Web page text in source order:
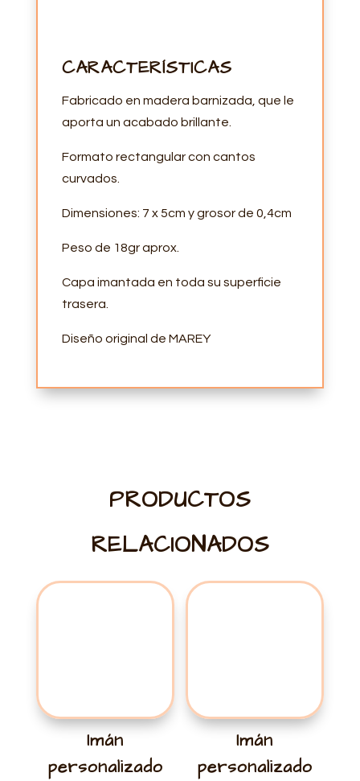
CARACTERÍSTICAS
Fabricado en madera barnizada, que le
aporta un acabado brillante.
Formato rectangular con cantos
curvados.
Dimensiones: 7 x 5cm y grosor de 0,4cm
Peso de 18gr aprox.
Capa imantada en toda su superficie
trasera.
Diseño original de MAREY
PRODUCTOS
RELACIONADOS
Imán
personalizado
Imán
personalizado